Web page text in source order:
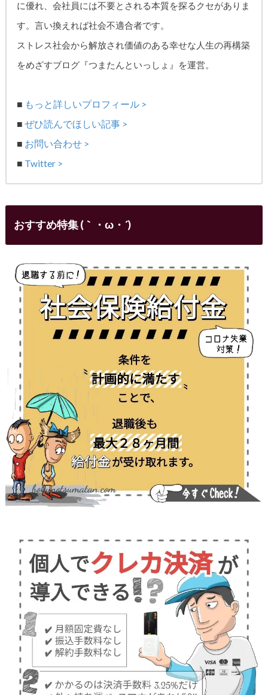
に優れ、会社員には不要とされる本質を探るクセがありま
す。言い換えれば社会不適合者です。
ストレス社会から解放され価値のある幸せな人生の再構築
をめざすブログ『つまたんといっしょ』を運営。
■ もっと詳しいプロフィール >
■ぜひ読んでほしい記事 >
■ お問い合わせ >
■ Twitter >
おすすめ特集 (｀・ω・´)ゞ